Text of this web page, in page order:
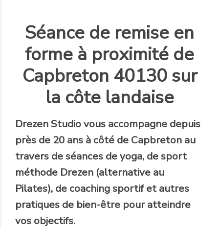
Séance de remise en
forme à proximité de
Capbreton 40130 sur
la côte landaise
Drezen Studiovous accompagne depuis
près de 20 ans à côté de Capbreton au
travers de séances de yoga, de sport
méthode Drezen (alternative au
Pilates), de coaching sportif et autres
pratiques de bien-être pour atteindre
vos objectifs.